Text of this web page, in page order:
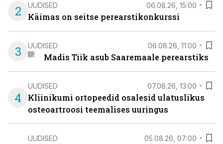
2 UUDISED 06.08.26, 15:00
Käimas on seitse perearstikonkurssi
3 UUDISED 06.08.26, 11:00
Madis Tiik asub Saaremaale perearstiks
4
UUDISED 07.08.26, 13:00
Kliinikumi ortopeedid osalesid ulatuslikus
osteoartroosi teemalises uuringus
UUDISED 05.08.26, 07:00